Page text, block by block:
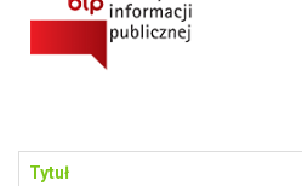
Tytuł